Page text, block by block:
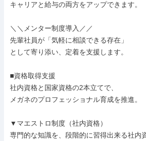
キャリアと給与の両方をアップできます。
＼＼メンター制度導入／／
先輩社員が「気軽に相談できる存在」
として寄り添い、定着を支援します。
■資格取得支援
社内資格と国家資格の2本立てで、
メガネのプロフェッショナル育成を推進。
▼マエストロ制度（社内資格）
専門的な知識を、段階的に習得出来る社内